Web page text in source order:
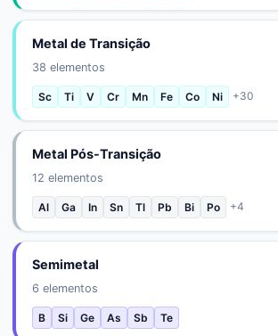
Metal de Transição
38 elementos
Sc Ti V Cr Mn Fe Co Ni +30
Metal Pós-Transição
12 elementos
Al Ga In Sn Tl Pb Bi Po +4
Semimetal
6 elementos
B Si Ge As Sb Te